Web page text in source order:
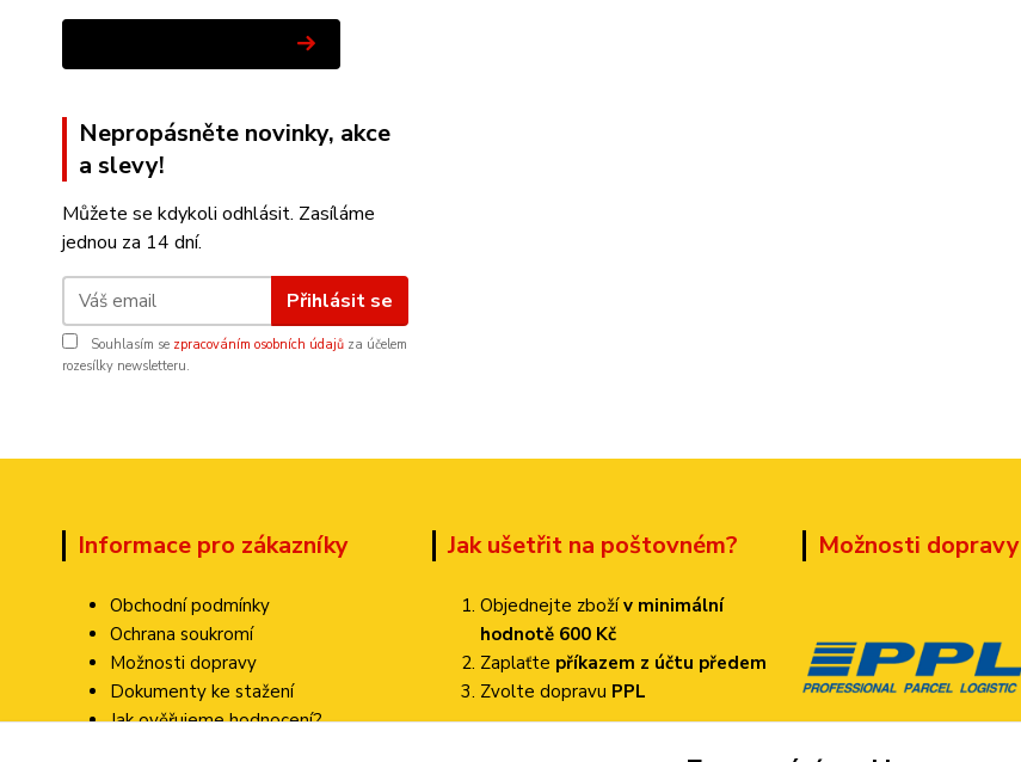
Nepropásněte novinky, akce
a slevy!
Můžete se kdykoli odhlásit. Zasíláme
jednou za 14 dní.
Přihlásit se
Souhlasím se zpracováním osobních údajů za účelem
rozesílky newsletteru.
Informace pro zákazníky
Obchodní podmínky
Ochrana soukromí
Možnosti dopravy
Dokumenty ke stažení
Jak ověřujeme hodnocení?
Jak ušetřit na poštovném?
Objednejte zbožív minimální
hodnotě 600 Kč
Zaplaťte příkazem z účtu předem
Zvolte dopravu PPL
Možnosti dopravy